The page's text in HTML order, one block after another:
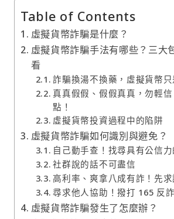
Table of Contents
虛擬貨幣詐騙是什麼？
虛擬貨幣詐騙手法有哪些？三大
看
詐騙換湯不換藥，虛擬貨幣
真真假假、假假真真，勿輕
點！
虛擬貨幣投資過程中的陷阱
虛擬貨幣詐騙如何識別與避免？
自己動手查！找尋具有公信
社群說的話不可盡信
高利率、爽拿八成有詐！先
尋求他人協助！撥打 165 反
虛擬貨幣詐騙發生了怎麼辦？